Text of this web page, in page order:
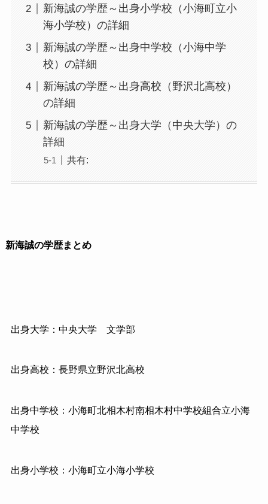
新海誠の学歴～出身小学校（小海町立小
海小学校）の詳細
新海誠の学歴～出身中学校（小海中学
校）の詳細
新海誠の学歴～出身高校（野沢北高校）
の詳細
新海誠の学歴～出身大学（中央大学）の
詳細
共有:
新海誠の学歴まとめ
出身大学：中央大学 文学部
出身高校：長野県立野沢北高校
出身中学校：小海町北相木村南相木村中学校組合立小海
中学校
出身小学校：小海町立小海小学校